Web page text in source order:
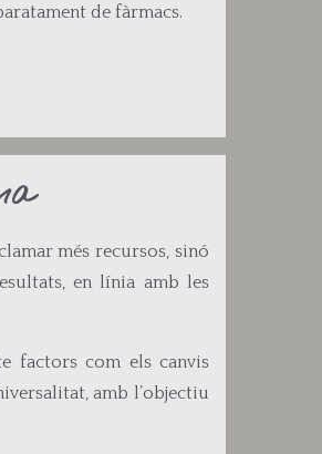
de fàrmacs.
més recursos, sinó
en línia amb les
factors com els canvis
amb l’objectiu